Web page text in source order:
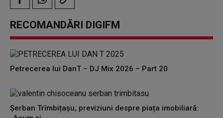
RECOMANDĂRI DIGIFM
Petrecerea lui DanT – DJ Mix 2026 – Part 20
Șerban Trîmbițașu, previziuni despre piața imobiliară: